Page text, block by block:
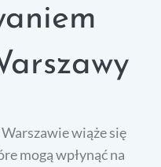
wiąże się
mogą wpłynąć na